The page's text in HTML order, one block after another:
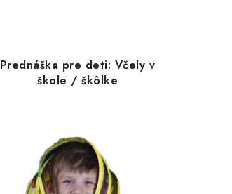
Prednáška pre deti: Včely v
škole / škôlke